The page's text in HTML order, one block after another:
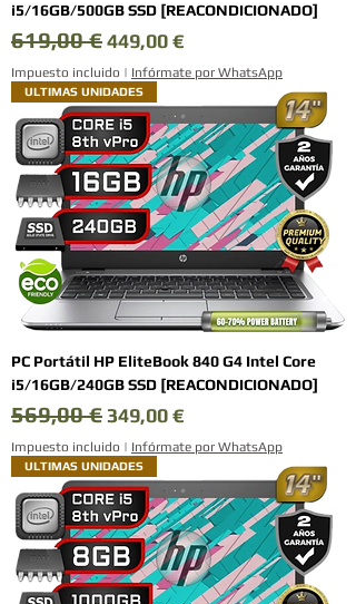
i5/16GB/500GB SSD [REACONDICIONADO]
Precio
619,00 €Precio de oferta
449,00 €
Impuesto incluido | Infórmate por WhatsApp
ULTIMAS UNIDADES
PC Portátil HP EliteBook 840 G4 Intel Core
i5/16GB/240GB SSD [REACONDICIONADO]
Precio
569,00 € Precio de oferta
349,00 €
Impuesto incluido | Infórmate por WhatsApp
ULTIMAS UNIDADES